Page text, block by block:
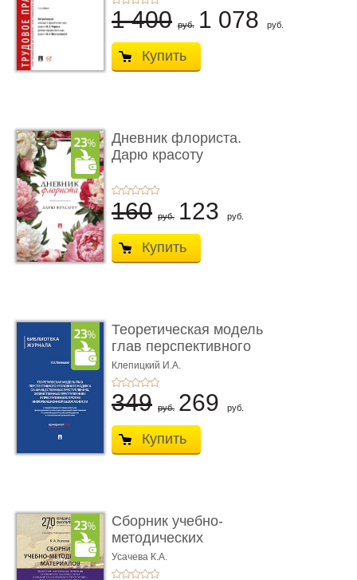
1 400 руб. 1 078 руб.
Купить
Дневник флориста.
Дарю красоту
160 руб. 123 руб.
Купить
Теоретическая модель
глав перспективного
УК о ...
Клепицкий И.А.
349 руб. 269 руб.
Купить
Сборник учебно-
методических
материалов по кур ...
Усачева К.А.